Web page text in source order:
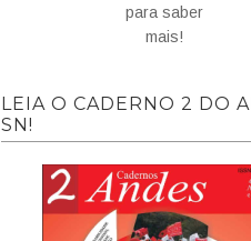
para saber
mais!
LEIA O CADERNO 2 DO
SN!